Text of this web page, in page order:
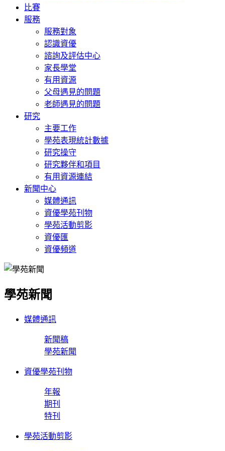
比賽
服務
服務對象
認識資優
諮詢及評估中心
家長學堂
有用資源
父母遇見的問題
老師遇見的問題
研究
主要工作
學苑表現統計數據
研究操守
研究夥伴和項目
有用資源連結
新聞中心
媒體通訊
資優學苑刊物
學苑活動剪影
資優匯
資優頻道
學苑新聞
媒體通訊
新聞稿
學苑新聞
資優學苑刊物
年報
期刊
特刊
學苑活動剪影